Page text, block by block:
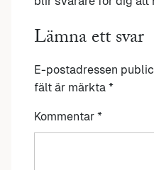
Lämna ett svar
E-postadressen
fält är märkta *
Kommentar *